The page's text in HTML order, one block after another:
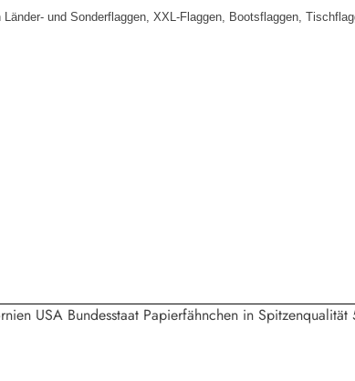
und Sonderflaggen, XXL-Flaggen, Bootsflaggen,